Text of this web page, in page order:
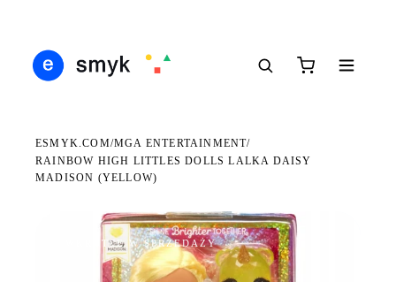
ESMYK.COM/MGA ENTERTAINMENT/
RAINBOW HIGH LITTLES DOLLS LALKA DAISY
MADISON (YELLOW)
WKRÓTCE W SPRZEDAŻY